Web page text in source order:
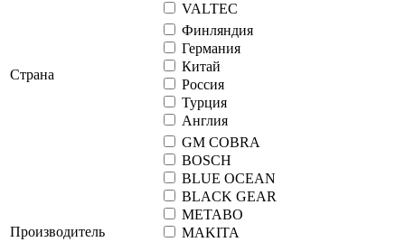
VALTEC
Страна
Финляндия
Германия
Китай
Россия
Турция
Англия
Производитель
GM COBRA
BOSCH
BLUE OCEAN
BLACK GEAR
METABO
MAKITA